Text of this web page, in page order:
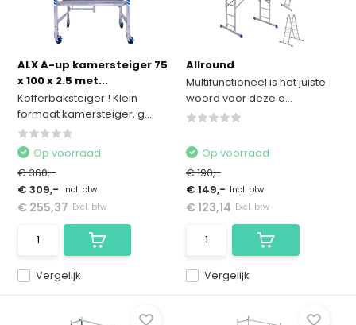
ALX A-up kamersteiger 75
x 100 x 2.5 met...
Kofferbaksteiger ! Klein
formaat kamersteiger, g...
Vergelijk
Op voorraad
€ 360,-
€ 309,- Incl. btw
€ 255,37 Excl. btw
Allround
Multifunctioneel is het juiste
woord voor deze a...
Vergelijk
Op voorraad
€ 190,-
€ 149,- Incl. btw
€ 123,14 Excl. btw